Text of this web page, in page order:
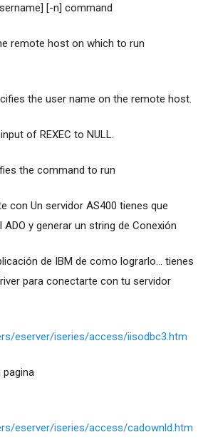
[-n] command
remote host on which to run
the user name on the remote host.
of REXEC to NULL.
the command to run
con Un servidor AS400 tienes que
y generar un string de Conexión
de IBM de como lograrlo... tienes
para conectarte con tu servidor
eserver/iseries/access/iisodbc3.htm
eserver/iseries/access/cadownld.htm